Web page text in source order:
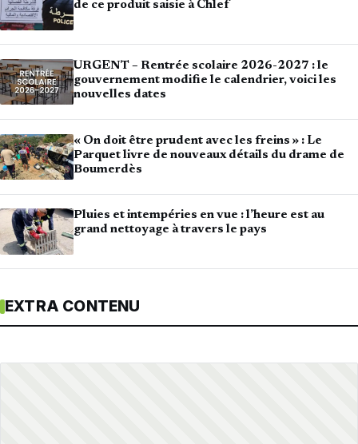
de ce produit saisie à Chlef
URGENT – Rentrée scolaire 2026-2027 : le
gouvernement modifie le calendrier, voici les
nouvelles dates
« On doit être prudent avec les freins » : Le
Parquet livre de nouveaux détails du drame de
Boumerdès
Pluies et intempéries en vue : l’heure est au
grand nettoyage à travers le pays
EXTRA CONTENU